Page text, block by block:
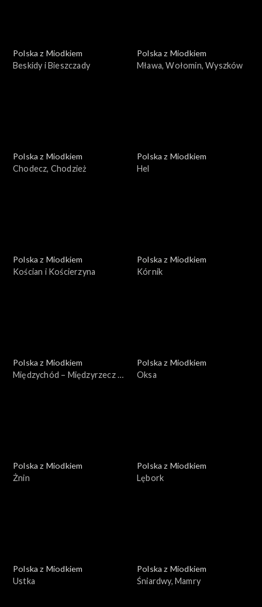
Polska z Miodkiem
Beskidy i Bieszczady
Polska z Miodkiem
Mława, Wołomin, Wyszków
Polska z Miodkiem
Chodecz, Chodzież
Polska z Miodkiem
Hel
Polska z Miodkiem
Kościan i Kościerzyna
Polska z Miodkiem
Kórnik
Polska z Miodkiem
Międzychód – Międzyrzecz –
Polska z Miodkiem
Oksa
Polska z Miodkiem
Żnin
Polska z Miodkiem
Lębork
Polska z Miodkiem
Ustka
Polska z Miodkiem
Śniardwy, Mamry